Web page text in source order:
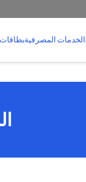
الخدمات المصرفيةبطاقات